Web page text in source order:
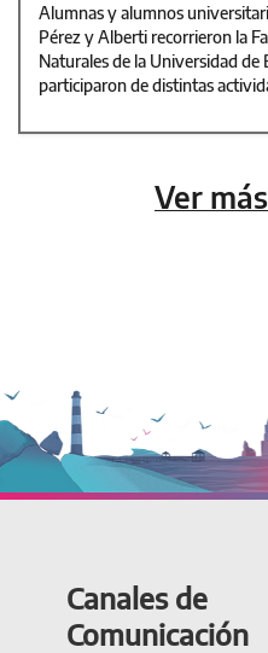
Alumnas y alumnos
Pérez y Alberti recorrieron la
Naturales de la Universidad de
participaron de distintas
Ver
Canales de
Comunicación